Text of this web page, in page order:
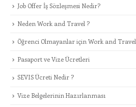
Job Offer İş Sözleşmesi Nedir?
Neden Work and Travel ?
Öğrenci Olmayanlar için Work and Travel
Pasaport ve Vize Ücretleri
SEVIS Ücreti Nedir ?
Vize Belgelerinin Hazırlanması